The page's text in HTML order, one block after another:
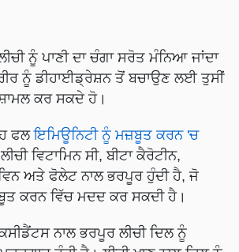
ਨੂੰ ਪਾਣੀ ਦਾ ਚੰਗਾ ਸਰੋਤ ਮੰਨਿਆ ਜਾਂਦਾ
ਨੂੰ ਡੀਹਾਈਡ੍ਰੇਸ਼ਨ ਤੋਂ ਬਚਾਉਣ ਲਈ ਤੁਸੀਂ
ਕਰ ਸਕਦੇ ਹੋ।
ਫਲਇਮਿਊਨਿਟੀ ਨੂੰ ਮਜ਼ਬੂਤ ​​ਕਰਨ 'ਚ
ਵਿਟਾਮਿਨ ਸੀ, ਬੀਟਾ ਕੈਰੋਟੀਨ,
ਅਤੇ ਫੋਲੇਟ ਨਾਲ ਭਰਪੂਰ ਹੁੰਦੀ ਹੈ, ਜੋ
​​ਕਰਨ ਵਿੱਚ ਮਦਦ ਕਰ ਸਕਦੀ ਹੈ।
ਨਾਲ ਭਰਪੂਰ ਲੀਚੀ ਦਿਲ ਨੂੰ